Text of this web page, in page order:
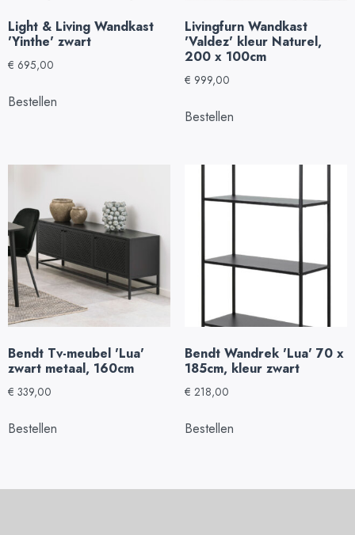
Light & Living Wandkast
'Yinthe' zwart
€ 695,00
Bestellen
Livingfurn Wandkast
'Valdez' kleur Naturel,
200 x 100cm
€ 999,00
Bestellen
Bendt Tv-meubel 'Lua'
zwart metaal, 160cm
€ 339,00
Bestellen
Bendt Wandrek 'Lua' 70 x
185cm, kleur zwart
€ 218,00
Bestellen